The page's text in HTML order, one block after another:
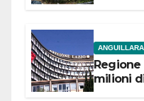
ANGUILLARA
milioni